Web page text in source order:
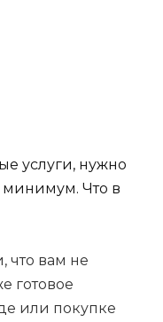
услуги, нужно
минимум. Что в
что вам не
готовое
или покупке